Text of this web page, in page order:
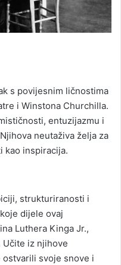
s povijesnim ličnostima
i Winstona Churchilla.
entuzijazmu i
neutaživa želja za
kao inspiracija.
strukturiranosti i
dijele ovaj
Luthera Kinga Jr.,
Učite iz njihove
svoje snove i